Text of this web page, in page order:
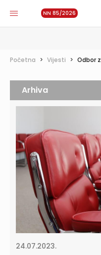
NN 85/2026
Početna > Vijesti > Odbor
24.07.2023.
Arhiva